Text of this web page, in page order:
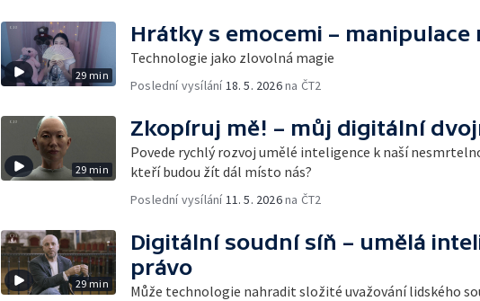
29 min
Hrátky s emocemi –
Technologie jako zlovolná magie
Poslední vysílání 18. 5. 2026na ČT2
29 min
Zkopíruj mě! – můj digitální
Povede rychlý rozvoj umělé inteligence k naší
kteří budou žít dál místo nás?
Poslední vysílání 11. 5. 2026na ČT2
29 min
Digitální soudní síň – umělá
právo
Může technologie nahradit složité uvažování lidského